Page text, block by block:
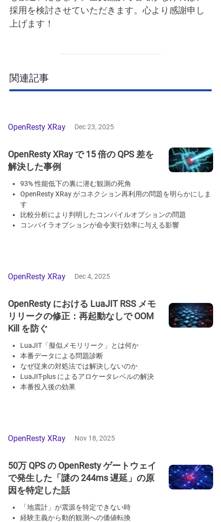
採用を検討させていただきます。心より感謝申し
上げます！
関連記事
OpenResty XRay Dec 23, 2025
OpenResty XRay で 15 倍の QPS 差を
解決した事例
93% 性能低下の裏に潜む観測の死角
OpenResty XRay がコネクション再利用の問題を明らかにしま
す
比較分析により判明したコンパイルオプションの問題
コンパイラオプションが命令実行効率に与える影響
OpenResty XRay Dec 4, 2025
OpenResty における LuaJIT RSS メモ
リリークの修正：再起動なしで OOM
Kill を防ぐ
LuaJIT「擬似メモリリーク」とは何か
本番データによる問題診断
なぜ従来の対処法では解決しないのか
LuaJIT-plus によるアロケータレベルの解決
本番投入後の効果
OpenResty XRay Nov 18, 2025
50万 QPS の OpenResty ゲートウェイ
で発生した「謎の 244ms 遅延」の原
因を特定した話
「地震計」が震源を特定できない時
経験主義から動的観測への価値転換